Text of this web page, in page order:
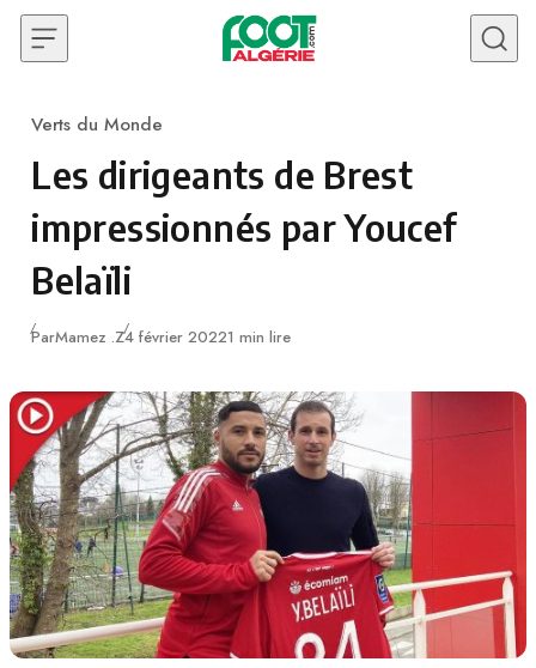
Skip to content
Category
Verts du Monde
Les dirigeants de Brest
impressionnés par Youcef
Belaïli
ParMamez .ZPublié
4 février 20221 min lire